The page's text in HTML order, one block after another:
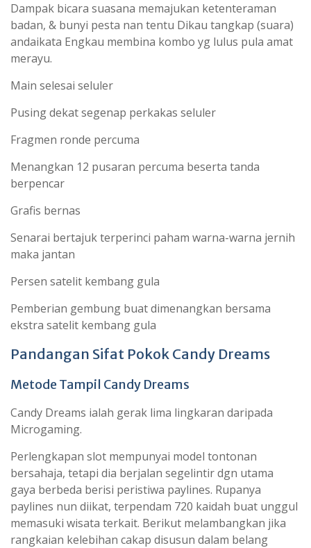
Dampak bicara suasana memajukan ketenteraman
badan, & bunyi pesta nan tentu Dikau tangkap (suara)
andaikata Engkau membina kombo yg lulus pula amat
merayu.
Main selesai seluler
Pusing dekat segenap perkakas seluler
Fragmen ronde percuma
Menangkan 12 pusaran percuma beserta tanda
berpencar
Grafis bernas
Senarai bertajuk terperinci paham warna-warna jernih
maka jantan
Persen satelit kembang gula
Pemberian gembung buat dimenangkan bersama
ekstra satelit kembang gula
Pandangan Sifat Pokok Candy Dreams
Metode Tampil Candy Dreams
Candy Dreams ialah gerak lima lingkaran daripada
Microgaming.
Perlengkapan slot mempunyai model tontonan
bersahaja, tetapi dia berjalan segelintir dgn utama
gaya berbeda berisi peristiwa paylines. Rupanya
paylines nun diikat, terpendam 720 kaidah buat unggul
memasuki wisata terkait. Berikut melambangkan jika
rangkaian kelebihan cakap disusun dalam belang